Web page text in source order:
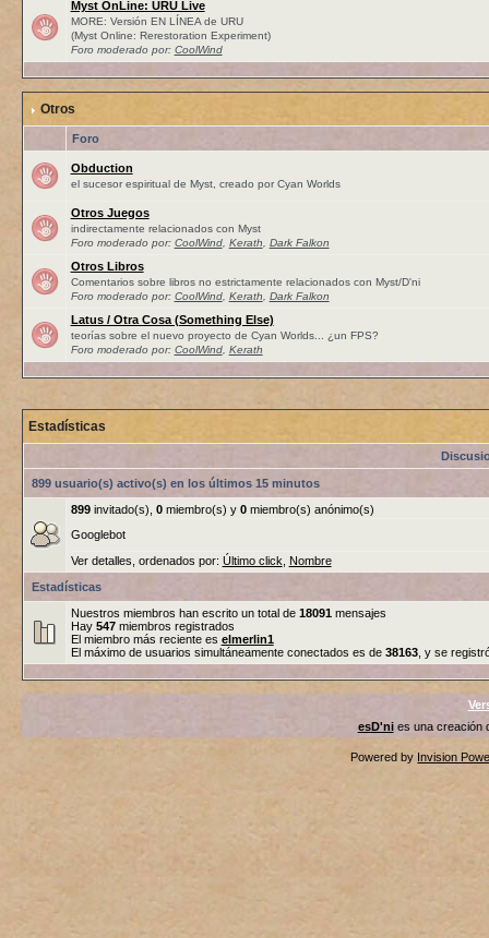
Myst OnLine: URU Live
MORE: Versión EN LÍNEA de URU
(Myst Online: Rerestoration Experiment)
Foro moderado por: CoolWind
Otros
Foro
Obduction
el sucesor espiritual de Myst, creado por Cyan Worlds
Otros Juegos
indirectamente relacionados con Myst
Foro moderado por: CoolWind, Kerath Dark Falkon
Otros Libros
Comentarios sobre libros no estrictamente relacionados con Myst/D'ni
Foro moderado por: CoolWind, Kerath Dark Falkon
Latus / Otra Cosa (Something Else)
teorías sobre el nuevo proyecto de Cyan Worlds... ¿un FPS?
Foro moderado por: CoolWind, Kerath
Estadísticas
899 usuario(s) activo(s) en los últimos 15 minutos
899invitado(s), 0miembro(s) y 0miembro(s) anónimo(s)
Googlebot
Ver detalles, ordenados por: Último click
Nombre
Estadísticas
Nuestros miembros han escrito un total de 18091mensajes
Hay 547miembros registrados
El miembro más reciente es elmerlin1
El máximo de usuarios simultáneamente conectados es de 38163, y se
esD'nies una creación
Powered by Invision